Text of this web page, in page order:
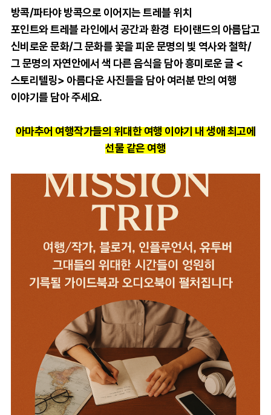
방콕/파타야 방콕으로 이어지는 트레블 위치
포인트와트레블 라인에서 공간과 환경 타이랜드의 아름답고
신비로운 문화/그 문화를꽃을 피운 문명의 빛 역사와 철학/
그 문명의 자연안에서 색 다른 음식을 담아 흥미로운 글 <
스토리텔링> 아름다운사진들을 담아 여러분 만의 여행
이야기를 담아 주세요.
아마추어 여행작가들의 위대한 여행 이야기내 생애 최고에
선물 같은 여행